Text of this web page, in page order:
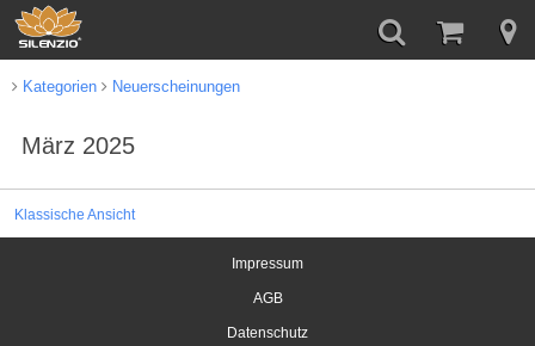
Kategorien Neuerscheinungen
März 2025
Klassische Ansicht
Impressum
AGB
Datenschutz